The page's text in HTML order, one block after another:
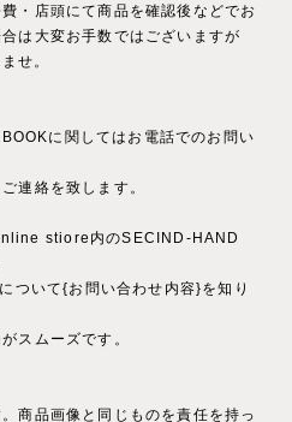
・店頭にて商品を確認後などでお
は大変お手数ではございますが
せ。
に関してはお電話でのお問い
連絡を致します。
stiore内のSECIND-HAND
いて{お問い合わせ内容}を知り
スムーズです。
商品画像と同じものを責任を持っ